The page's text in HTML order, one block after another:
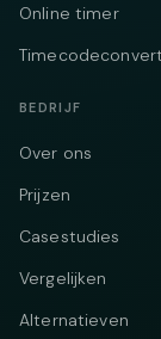
Online timer
BEDRIJF
Over ons
Prijzen
Casestudies
Vergelijken
Alternatieven